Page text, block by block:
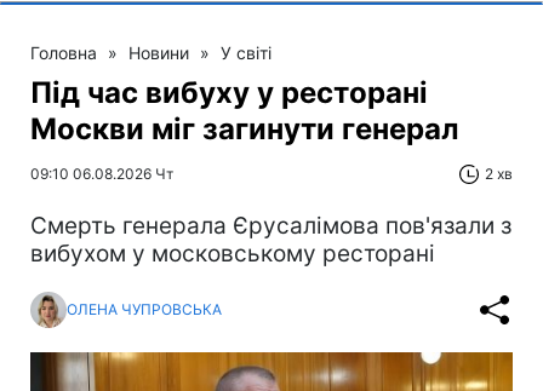
Головна » Новини » У світі
Під час вибуху у ресторані
Москви міг загинути генерал
09:10 06.08.2026 Чт 2 хв
Смерть генерала Єрусалімова пов'язали з
вибухом у московському ресторані
ОЛЕНА ЧУПРОВСЬКА